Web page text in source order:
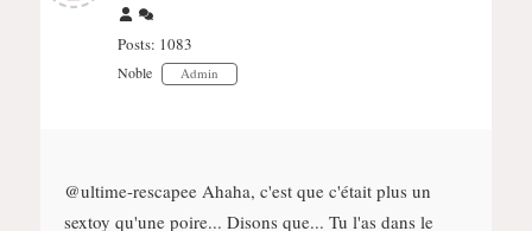
Posts: 1083
Noble Admin
@ultime-rescapee Ahaha, c'est que c'était plus un
sextoy qu'une poire... Disons que... Tu l'as dans le